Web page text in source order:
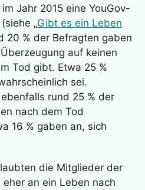
Jahr 2015 eine YouGov-
„Gibt es ein Leben
20 % der Befragten gaben
auf keinen
Tod gibt. Etwa 25 %
sei.
rund 25 % der
nach dem Tod
16 % gaben an, sich
die Mitglieder der
an ein Leben nach